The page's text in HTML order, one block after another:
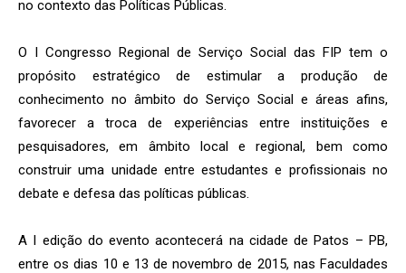
no contexto das Políticas Públicas.
O I Congresso Regional de Serviço Social das FIP tem o
propósito estratégico de estimular a produção de
conhecimento no âmbito do Serviço Social e áreas afins,
favorecer a troca de experiências entre instituições e
pesquisadores, em âmbito local e regional, bem como
construir uma unidade entre estudantes e profissionais no
debate e defesa das políticas públicas.
A I edição do evento acontecerá na cidade de Patos – PB,
entre os dias 10 e 13 de novembro de 2015, nas Faculdades